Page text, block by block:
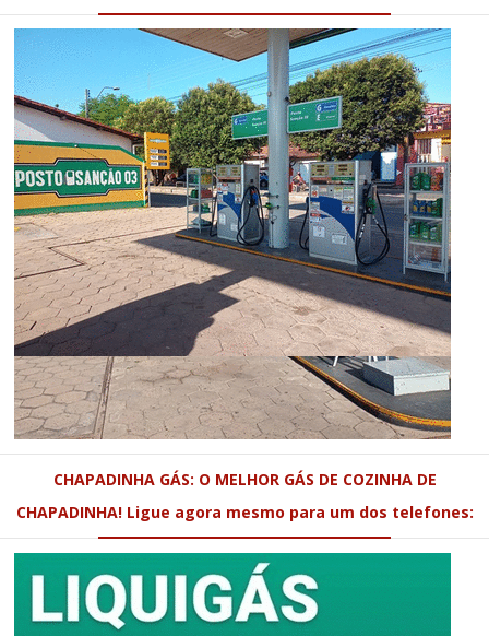
CHAPADINHA GÁS: O MELHOR GÁS DE COZINHA DE
CHAPADINHA! Ligue agora mesmo para um dos telefones: